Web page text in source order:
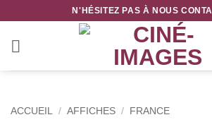
contenu
N'HÉSITEZ PAS À NOUS
ACCUEIL / AFFICHES / FRANCE